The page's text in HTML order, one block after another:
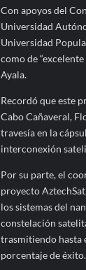
Con apoyos del
Universidad
Universidad
como de
Ayala.
Recordó que este
Cabo Cañaveral,
travesía en la
interconexión
Por su parte, el
proyecto
los sistemas del
constelación
trasmitiendo hasta
porcentaje de éxito.